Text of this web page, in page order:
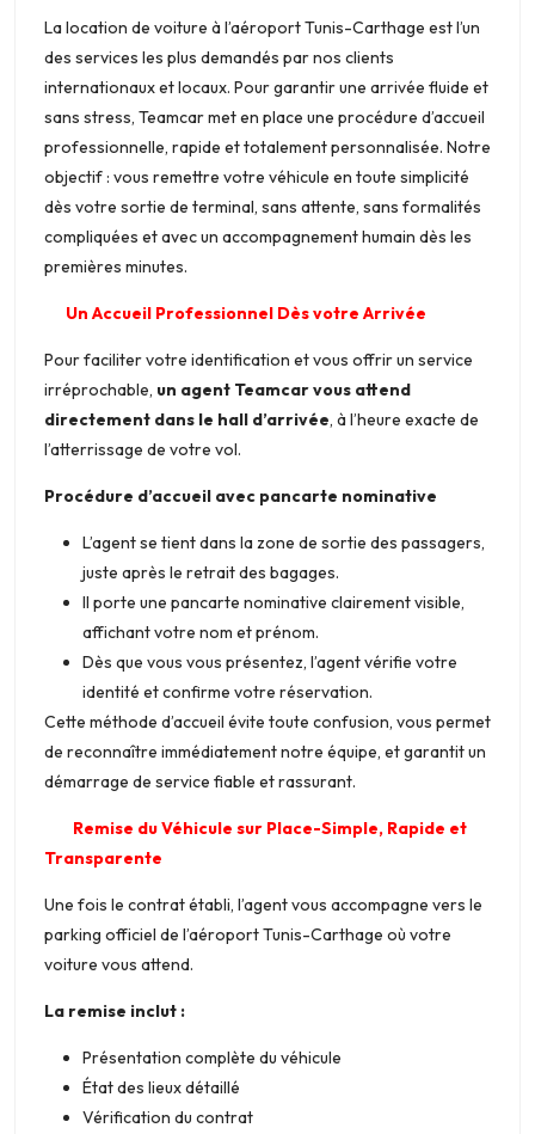
La location de voiture à l’aéroport Tunis-Carthage est l’un
des services les plus demandés par nos clients
internationaux et locaux. Pour garantir une arrivée fluide et
sans stress, Teamcar met en place une procédure d’accueil
professionnelle, rapide et totalement personnalisée. Notre
objectif : vous remettre votre véhicule en toute simplicité
dès votre sortie de terminal, sans attente, sans formalités
compliquées et avec un accompagnement humain dès les
premières minutes.
Un Accueil Professionnel Dès votre Arrivée
Pour faciliter votre identification et vous offrir un service
irréprochable, un agent Teamcar vous attend
directement dans le hall d’arrivée, à l’heure exacte de
l’atterrissage de votre vol.
Procédure d’accueil avec pancarte nominative
L’agent se tient dans la zone de sortie des passagers,
juste après le retrait des bagages.
Il porte une pancarte nominative clairement visible,
affichant votre nom et prénom.
Dès que vous vous présentez, l’agent vérifie votre
identité et confirme votre réservation.
Cette méthode d’accueil évite toute confusion, vous permet
de reconnaître immédiatement notre équipe, et garantit un
démarrage de service fiable et rassurant.
Remise du Véhicule sur Place-Simple, Rapide et
Transparente
Une fois le contrat établi, l’agent vous accompagne vers le
parking officiel de l’aéroport Tunis-Carthage où votre
voiture vous attend.
La remise inclut :
Présentation complète du véhicule
État des lieux détaillé
Vérification du contrat